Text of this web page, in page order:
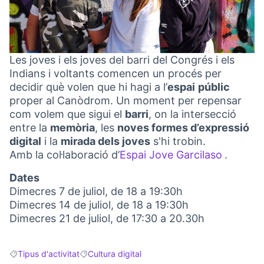
Les joves i els joves del barri del Congrés i els
Indians i voltants comencen un procés per
decidir què volen que hi hagi a l’espai públic
proper al Canòdrom. Un moment per repensar
com volem que sigui el barri, on la intersecció
entre la memòria, les noves formes d’expressió
digital i la mirada dels joves s'hi trobin.
Amb la col·laboració d’Espai Jove Garcilaso .
Dates
Dimecres 7 de juliol, de 18 a 19:30h
Dimecres 14 de juliol, de 18 a 19:30h
Dimecres 21 de juliol, de 17:30 a 20.30h
Resultats en filtrar per: Tipus d'activitat
Tipus d'activitatResultats en filtrar per: Cultura digital
Cultura digital